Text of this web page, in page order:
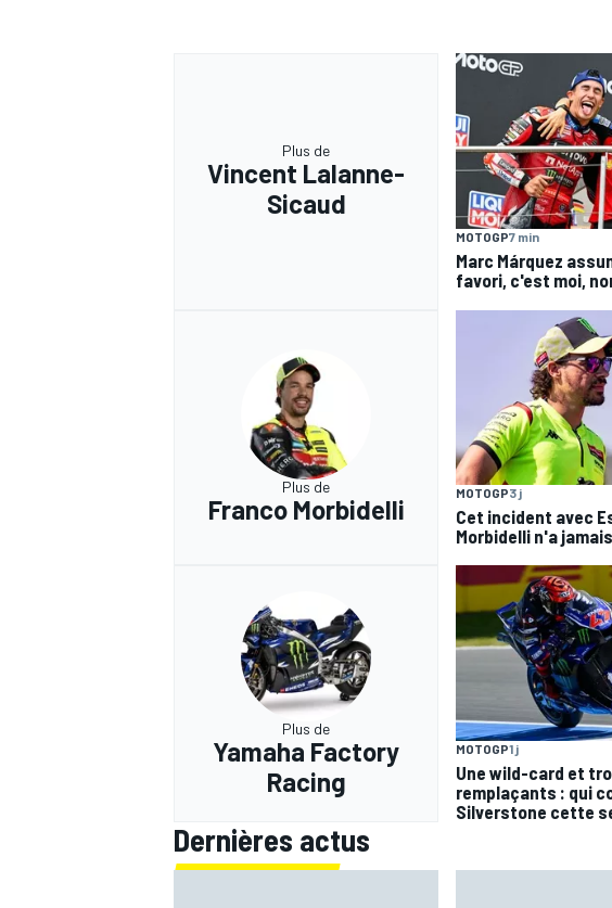
Plus de
Vincent Lalanne-
Sicaud
MOTOGP7 min
Marc Márquez
favori, c'est moi,
Plus de
Franco Morbidelli
MOTOGP3 j
Cet incident avec
Morbidelli n'a
Plus de
Yamaha Factory
Racing
MOTOGP1 j
Une wild-card et
remplaçants : qui
Silverstone cette
Dernières actus